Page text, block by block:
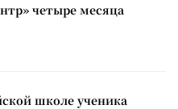
четыре месяца
школе ученика